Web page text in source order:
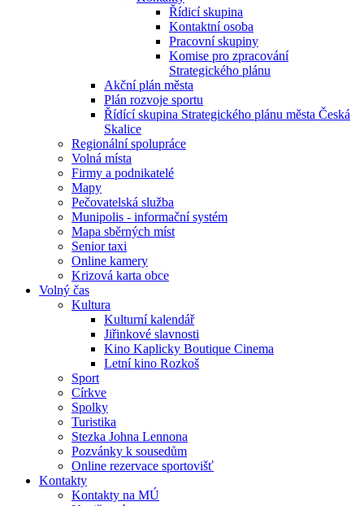
Řídicí skupina
Kontaktní osoba
Pracovní skupiny
Komise pro zpracování
Strategického plánu
Akční plán města
Plán rozvoje sportu
Řídící skupina Strategického plánu města Česká
Skalice
Regionální spolupráce
Volná místa
Firmy a podnikatelé
Mapy
Pečovatelská služba
Munipolis - informační systém
Mapa sběrných míst
Senior taxi
Online kamery
Krizová karta obce
Volný čas
Kultura
Kulturní kalendář
Jiřinkové slavnosti
Kino Kaplicky Boutique Cinema
Letní kino Rozkoš
Sport
Církve
Spolky
Turistika
Stezka Johna Lennona
Pozvánky k sousedům
Online rezervace sportovišť
Kontakty
Kontakty na MÚ